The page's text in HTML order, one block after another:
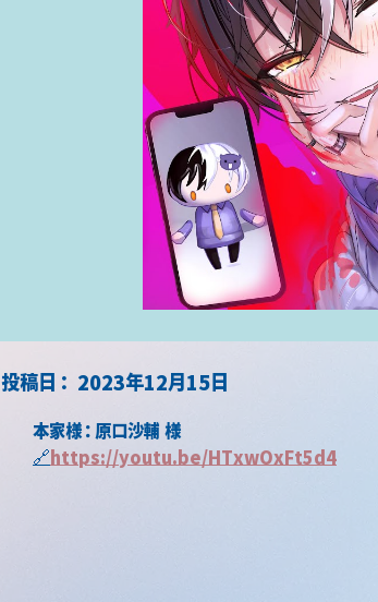
2023年12月15日
​投稿日：
本家様：原口沙輔 様
🔗https://youtu.be/HTxwOxFt5d4